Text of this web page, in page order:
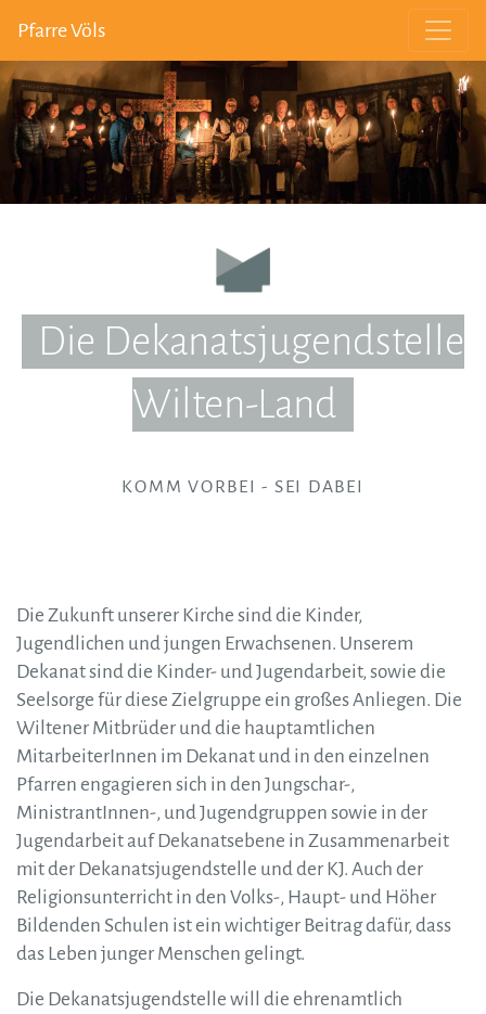
Pfarre Völs
Die Dekanatsjugendstelle
Wilten-Land
KOMM VORBEI - SEI DABEI
Die Zukunft unserer Kirche sind die Kinder,
Jugendlichen und jungen Erwachsenen. Unserem
Dekanat sind die Kinder- und Jugendarbeit, sowie die
Seelsorge für diese Zielgruppe ein großes Anliegen. Die
Wiltener Mitbrüder und die hauptamtlichen
MitarbeiterInnen im Dekanat und in den einzelnen
Pfarren engagieren sich in den Jungschar-,
MinistrantInnen-, und Jugendgruppen sowie in der
Jugendarbeit auf Dekanatsebene in Zusammenarbeit
mit der Dekanatsjugendstelle und der KJ. Auch der
Religionsunterricht in den Volks-, Haupt- und Höher
Bildenden Schulen ist ein wichtiger Beitrag dafür, dass
das Leben junger Menschen gelingt.
Die Dekanatsjugendstelle will die ehrenamtlich